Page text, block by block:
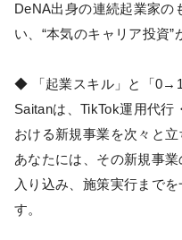
DeNA出身の連続起業家の
い、“本気のキャリア投資”
◆ 「起業スキル」と「
Saitanは、TikTok運用代行
おける新規事業を次々と立
あなたには、その新規事
入り込み、施策実行まで
す。